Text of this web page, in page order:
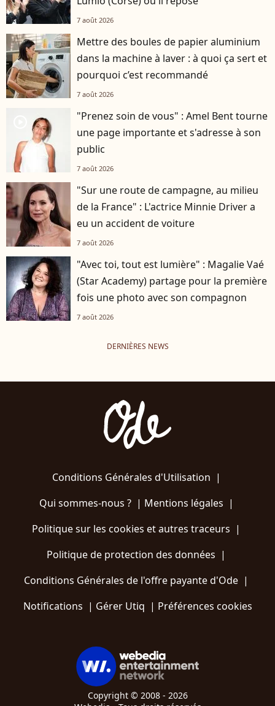
7 août 2026
Mettre des boules de papier aluminium
dans la machine à laver : à quoi ça sert et
pourquoi c’est recommandé
7 août 2026
"Prenez soin de vous" : Amel Bent tourne
une page importante et s'adresse à son
public
7 août 2026
"Sur une route de campagne, au milieu
de la France" : L'actrice Minnie Driver a
eu un accident de voiture
7 août 2026
"Avec toi, tout est lumière" : Magalie Vaé
(Star Academy) partage pour la première
fois une photo avec son compagnon
7 août 2026
DERNIÈRES NEWS
Conditions Générales d'Utilisation |
Qui sommes-nous ?| Mentions légales |
Politique sur les cookies et autres traceurs |
Politique de protection des données |
Conditions Générales de l'offre payante d'Ode |
Notifications | Gérer Utiq | Préférences cookies
Copyright © 2008 - 2026